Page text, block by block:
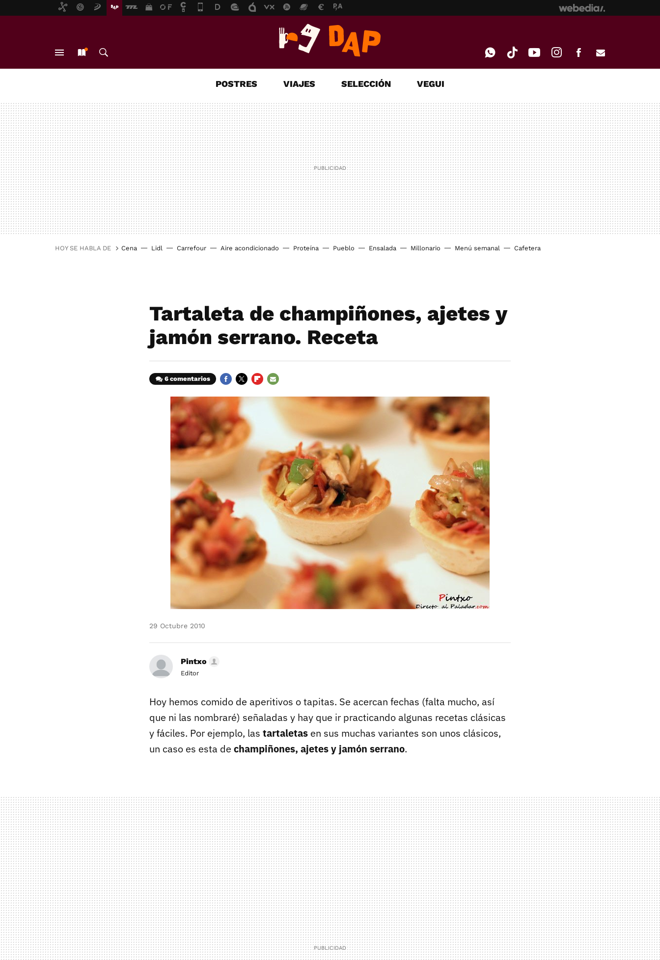
MAIL
POSTRES VIAJES SELECCIÓN VEGUI
HOY SE HABLA DE Cena Lidl Carrefour Aire acondicionado Proteína Pueblo Ensalada Millonario Menú semanal Cafetera
Tartaleta de champiñones, ajetes y
jamón serrano. Receta
6 comentarios
29 Octubre 2010
Pintxo
Editor
Hoy hemos comido de aperitivos o tapitas. Se acercan fechas (falta mucho, así
que ni las nombraré) señaladas y hay que ir practicando algunas recetas clásicas
y fáciles. Por ejemplo, las tartaletas en sus muchas variantes son unos clásicos,
un caso es esta de champiñones, ajetes y jamón serrano.